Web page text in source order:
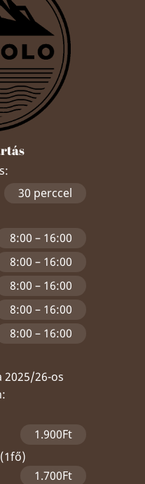
30 perccel
8:00 – 16:00
8:00 – 16:00
8:00 – 16:00
8:00 – 16:00
8:00 – 16:00
2025/26-os
1.900Ft
1.700Ft